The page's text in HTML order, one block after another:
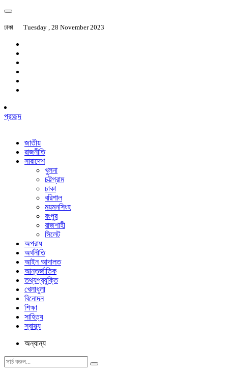
ঢাকা Tuesday , 28 November 2023
প্রচ্ছদ
জাতীয়
রাজনীতি
সারাদেশ
খুলনা
চট্টগ্রাম
ঢাকা
বরিশাল
ময়মনসিংহ
রংপুর
রাজশাহী
সিলেট
অপরাধ
অর্থনীতি
আইন আদালত
আন্তর্জাতিক
তথ্যপ্রযুক্তি
খেলাধুলা
বিনোদন
শিক্ষা
সাহিত্য
স্বাস্থ্য
অন্যান্য